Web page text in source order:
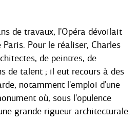
de travaux, l'Opéra dévoilait
Pour le réaliser, Charles
de peintres, de
de talent ; il eut recours à des
notamment l'emploi d'une
où, sous l'opulence
grande rigueur architecturale.